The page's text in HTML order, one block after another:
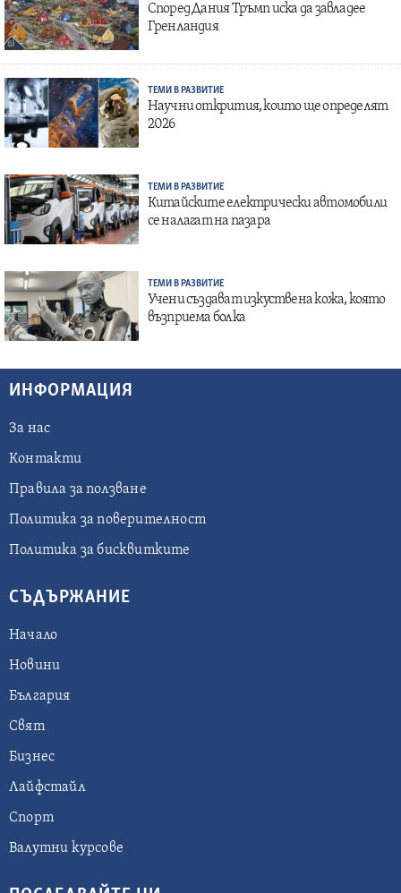
Според Дания Тръмп иска да завладее
Гренландия
ТЕМИ В РАЗВИТИЕ
Научни открития, които ще определят
2026
ТЕМИ В РАЗВИТИЕ
Китайските електрически автомобили
се налагат на пазара
ТЕМИ В РАЗВИТИЕ
Учени създават изкуствена кожа, която
възприема болка
ИНФОРМАЦИЯ
За нас
Контакти
Правила за ползване
Политика за поверителност
Политика за бисквитките
СЪДЪРЖАНИЕ
Начало
Новини
България
Свят
Бизнес
Лайфстайл
Спорт
Валутни курсове